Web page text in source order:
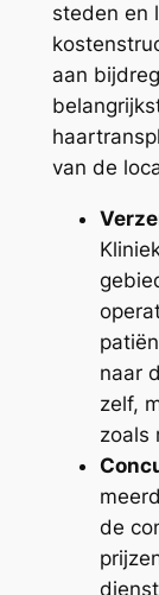
steden en
aan
van de
naar
zelf,
zoals
de